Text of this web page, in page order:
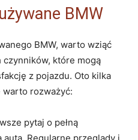
BMW
BMW, warto wziąć
które ⁣mogą
z ‍pojazdu. Oto kilka
rozważyć:
pytaj o ⁢pełną